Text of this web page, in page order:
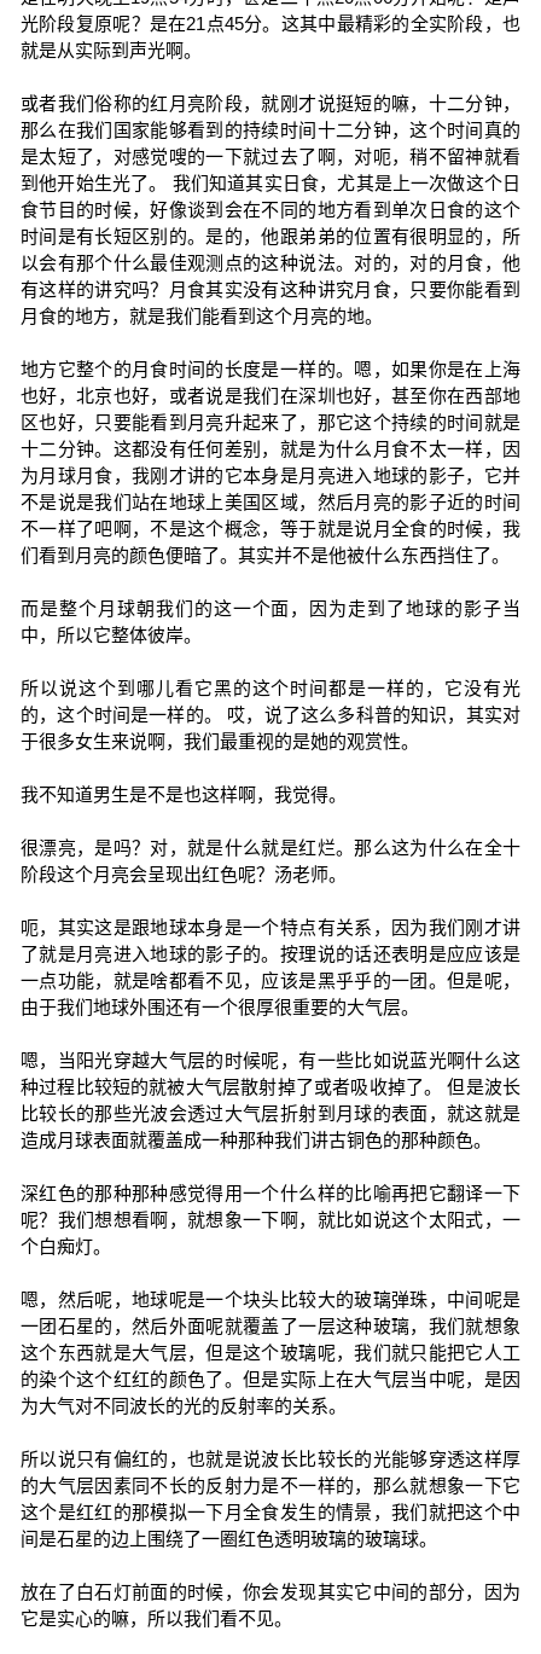
光阶段复原呢？是在21点45分。这其中最精彩的全实阶段，也
就是从实际到声光啊。
或者我们俗称的红月亮阶段，就刚才说挺短的嘛，十二分钟，
那么在我们国家能够看到的持续时间十二分钟，这个时间真的
是太短了，对感觉嗖的一下就过去了啊，对呃，稍不留神就看
到他开始生光了。 我们知道其实日食，尤其是上一次做这个日
食节目的时候，好像谈到会在不同的地方看到单次日食的这个
时间是有长短区别的。是的，他跟弟弟的位置有很明显的，所
以会有那个什么最佳观测点的这种说法。对的，对的月食，他
有这样的讲究吗？月食其实没有这种讲究月食，只要你能看到
月食的地方，就是我们能看到这个月亮的地。
地方它整个的月食时间的长度是一样的。嗯，如果你是在上海
也好，北京也好，或者说是我们在深圳也好，甚至你在西部地
区也好，只要能看到月亮升起来了，那它这个持续的时间就是
十二分钟。这都没有任何差别，就是为什么月食不太一样，因
为月球月食，我刚才讲的它本身是月亮进入地球的影子，它并
不是说是我们站在地球上美国区域，然后月亮的影子近的时间
不一样了吧啊，不是这个概念，等于就是说月全食的时候，我
们看到月亮的颜色便暗了。其实并不是他被什么东西挡住了。
而是整个月球朝我们的这一个面，因为走到了地球的影子当
中，所以它整体彼岸。
所以说这个到哪儿看它黑的这个时间都是一样的，它没有光
的，这个时间是一样的。 哎，说了这么多科普的知识，其实对
于很多女生来说啊，我们最重视的是她的观赏性。
我不知道男生是不是也这样啊，我觉得。
很漂亮，是吗？对，就是什么就是红烂。那么这为什么在全十
阶段这个月亮会呈现出红色呢？汤老师。
呃，其实这是跟地球本身是一个特点有关系，因为我们刚才讲
了就是月亮进入地球的影子的。按理说的话还表明是应应该是
一点功能，就是啥都看不见，应该是黑乎乎的一团。但是呢，
由于我们地球外围还有一个很厚很重要的大气层。
嗯，当阳光穿越大气层的时候呢，有一些比如说蓝光啊什么这
种过程比较短的就被大气层散射掉了或者吸收掉了。 但是波长
比较长的那些光波会透过大气层折射到月球的表面，就这就是
造成月球表面就覆盖成一种那种我们讲古铜色的那种颜色。
深红色的那种那种感觉得用一个什么样的比喻再把它翻译一下
呢？我们想想看啊，就想象一下啊，就比如说这个太阳式，一
个白痴灯。
嗯，然后呢，地球呢是一个块头比较大的玻璃弹珠，中间呢是
一团石星的，然后外面呢就覆盖了一层这种玻璃，我们就想象
这个东西就是大气层，但是这个玻璃呢，我们就只能把它人工
的染个这个红红的颜色了。但是实际上在大气层当中呢，是因
为大气对不同波长的光的反射率的关系。
所以说只有偏红的，也就是说波长比较长的光能够穿透这样厚
的大气层因素同不长的反射力是不一样的，那么就想象一下它
这个是红红的那模拟一下月全食发生的情景，我们就把这个中
间是石星的边上围绕了一圈红色透明玻璃的玻璃球。
放在了白石灯前面的时候，你会发现其实它中间的部分，因为
它是实心的嘛，所以我们看不见。